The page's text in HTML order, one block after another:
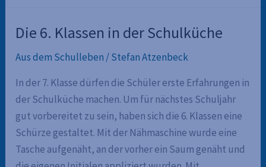
Die 6. Klassen in der Schulküche
Aus dem Schulleben /Stefan Atzenbeck
In der 7. Klasse dürfen die Schüler erste Erfahrungen in
der Schulküche machen. Um für nächstes Schuljahr
gut vorbereitet zu sein, haben sich die 6. Klassen eine
Schürze gestaltet. Mit der Nähmaschine wurde eine
Tasche aufgenäht, an der vorher ein Saum genäht und